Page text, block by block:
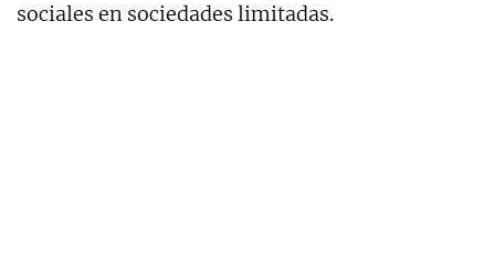
sociales en sociedades limitadas.